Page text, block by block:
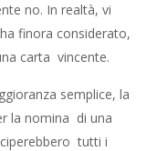
no. In realtà, vi
finora considerato,
carta vincente.
semplice, la
la nomina di una
tutti i